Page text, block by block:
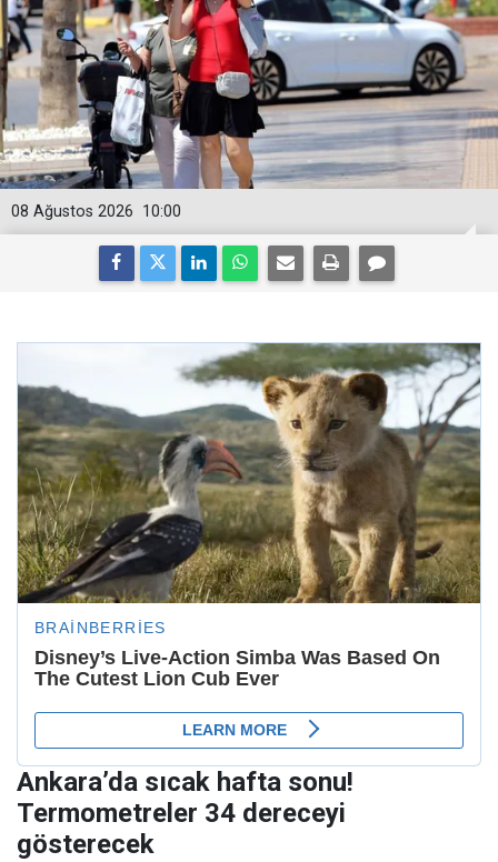
10:00
08 Ağustos 2026
Ankara’da sıcak hafta sonu!
Termometreler 34 dereceyi
gösterecek